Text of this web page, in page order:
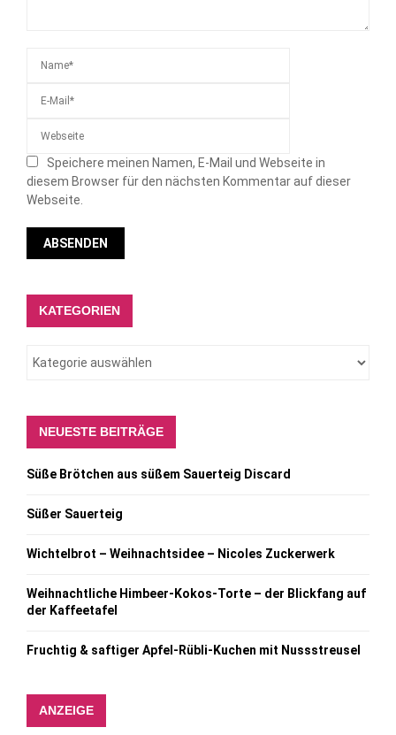
Speichere meinen Namen, E-Mail und Webseite in
diesem Browser für den nächsten Kommentar auf dieser
Webseite.
KATEGORIEN
NEUESTE BEITRÄGE
Süße Brötchen aus süßem Sauerteig Discard
Süßer Sauerteig
Wichtelbrot – Weihnachtsidee – Nicoles Zuckerwerk
Weihnachtliche Himbeer-Kokos-Torte – der Blickfang auf
der Kaffeetafel
Fruchtig & saftiger Apfel-Rübli-Kuchen mit Nussstreusel
ANZEIGE